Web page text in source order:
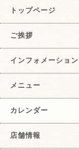
トップページ
ご挨拶
インフォメーション
メニュー
カレンダー
店舗情報